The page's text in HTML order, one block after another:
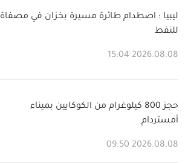
ليبيا : اصطدام طائرة مسيرة بخزان في مصفاة
للنفط
2026.08.08 15:04
حجز 800 كيلوغرام من الكوكايين بميناء
أمستردام
2026.08.08 09:50